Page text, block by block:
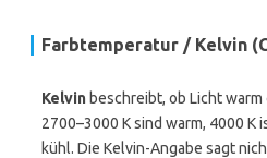
Farbtemperatur / Kelvin
Kelvin beschreibt, ob Licht
2700–3000 K sind warm, 4000 K
kühl. Die Kelvin-Angabe sagt